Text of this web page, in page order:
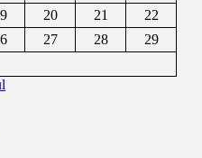
20 21
22
27 28
29